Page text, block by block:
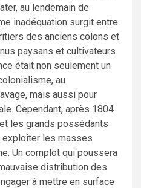
au lendemain de
inadéquation surgit entre
des anciens colons et
paysans et cultivateurs.
était non seulement un
au
mais aussi pour
Cependant, après 1804
les grands possédants
exploiter les masses
Un complot qui poussera
distribution des
à mettre en surface